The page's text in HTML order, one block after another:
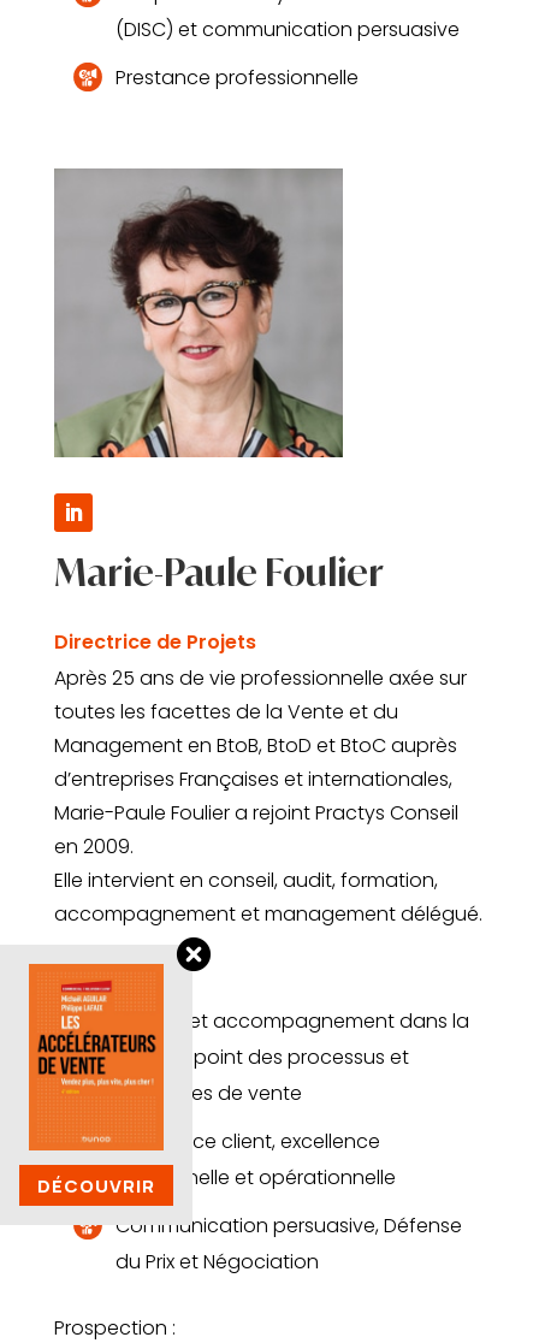
(DISC) et communication persuasive
Prestance professionnelle
Marie-Paule Foulier
Directrice de Projets
Après 25 ans de vie professionnelle axée sur
toutes les facettes de la Vente et du
Management en BtoB, BtoD et BtoC auprès
d’entreprises Françaises et internationales,
Marie-Paule Foulier a rejoint Practys Conseil
en 2009.
Elle intervient en conseil, audit, formation,
accompagnement et management délégué.
Spécialités :
Conseil et accompagnement dans la
mise au point des processus et
méthodes de vente
Expérience client, excellence
relationnelle et opérationnelle
Communication persuasive, Défense
du Prix et Négociation
Prospection :
DÉCOUVRIR